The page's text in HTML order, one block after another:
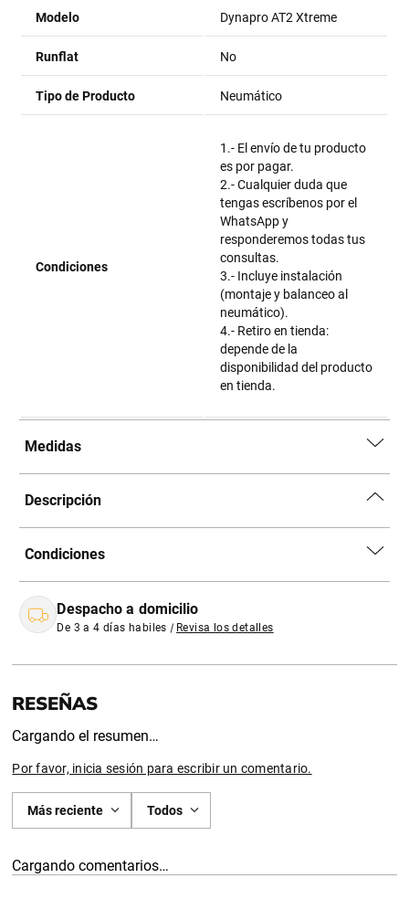
Modelo Dynapro AT2 Xtreme
Runflat No
Tipo de Producto Neumático
Condiciones
1.- El envío de tu producto
es por pagar.
2.- Cualquier duda que
tengas escríbenos por el
WhatsApp y
responderemos todas tus
consultas.
3.- Incluye instalación
(montaje y balanceo al
neumático).
4.- Retiro en tienda:
depende de la
disponibilidad del producto
en tienda.
Medidas
Descripción
Condiciones
Despacho a domicilio
De 3 a 4 días habiles | Revisa los detalles
Cargando el resumen…
Por favor, inicia sesión para escribir un comentario.
Más reciente Todos
Cargando comentarios…